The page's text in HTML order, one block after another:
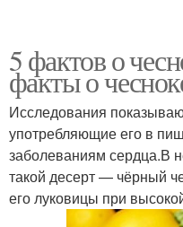
5 фактов о
факты о
Исследования
употребляющие его в
заболеваниям сердца.В
такой десерт — чёрный
его луковицы при